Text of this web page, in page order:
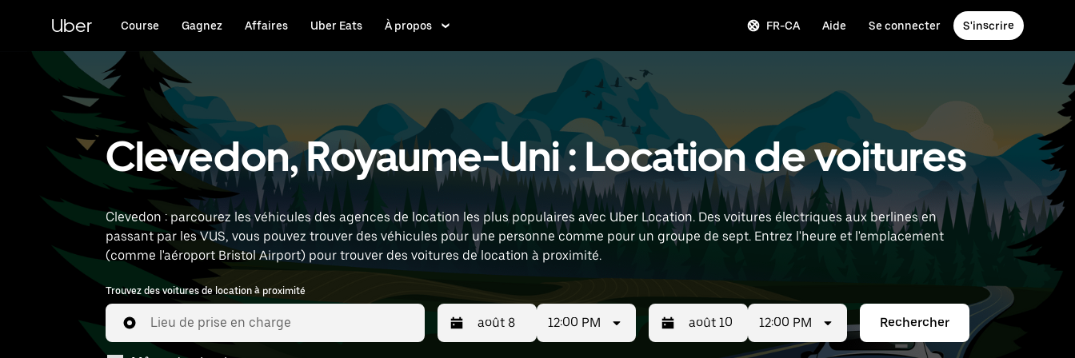
principal
Uber Course Gagnez Affaires Uber Eats À propos FR-CA Aide Se connecter S'inscrire
Clevedon, Royaume-Uni : Location de voitures
Clevedon : parcourez les véhicules des agences de location les plus populaires avec Uber Location. Des voitures électriques aux berlines en
passant par les VUS, vous pouvez trouver des véhicules pour une personne comme pour un groupe de sept. Entrez l'heure et l'emplacement
(comme l'aéroport Bristol Airport) pour trouver des voitures de location à proximité.
Trouvez des voitures de location à proximité
Lieu de prise en charge 12:00 PM 12:00 PM Rechercher